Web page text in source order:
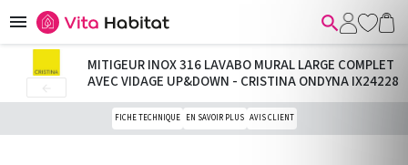
 
MITIGEUR INOX 316 LAVABO MURAL LARGE COMPLET
AVEC VIDAGE UP&DOWN - CRISTINA ONDYNA IX24228
FICHE TECHNIQUE EN SAVOIR PLUS AVIS CLIENT